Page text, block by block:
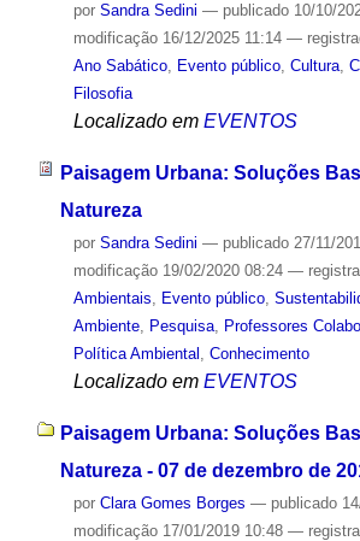
por Sandra Sedini — publicado10/10/
modificação16/12/2025 11:14 —
Ano Sabático, Evento público, Cultura,
Filosofia
Localizado em EVENTOS
Paisagem Urbana: Soluções
Natureza
por Sandra Sedini — publicado27/11/
modificação19/02/2020 08:24 —
Ambientais, Evento público,
Ambiente, Pesquisa, Professores
Política Ambiental , Conhecimento
Localizado em EVENTOS
Paisagem Urbana: Soluções
Natureza - 07 de dezembro de
por Clara Gomes Borges — publicado
modificação17/01/2019 10:48 —